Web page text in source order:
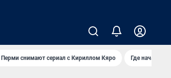
Перми снимают сериал с Кириллом Кяро Где начать